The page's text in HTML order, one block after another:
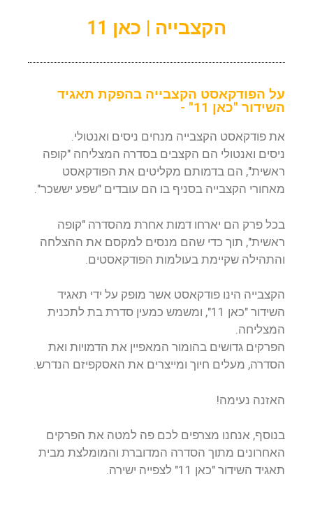
הקצבייה | כאן 11
על הפודקאסט הקצבייה בהפקת תאגיד
השידור "כאן 11" -
את פודקאסט הקצבייה מנחים ניסים ואנטולי.
ניסים ואנטולי הם הקצבים בסדרה המצליחה "קופה
ראשית", הם בדמותם מקליטים את הפודקאסט
מאחורי הקצבייה בסניף בו הם עובדים "שפע יששכר".
בכל פרק הם יארחו דמות אחרת מהסדרה "קופה
ראשית", תוך כדי שהם מנסים למקסם את ההצלחה
והתהילה שקיימת בעולמות הפודקאסטים.
הקצבייה הינו פודקאסט אשר מופק על ידי תאגיד
השידור "כאן 11", ומשמש כמעין סדרת בת לתכנית
המצליחה.
הפרקים גדושים בהומור המאפיין את הדמויות ואת
הסדרה, מעלים חיוך ומייצרים את האסקפיזם הנדרש.
האזנה נעימה!
בנוסף, אנחנו מצרפים לכם פה למטה את הפרקים
האחרונים מתוך הסדרה המדוברת והמומלצת מבית
תאגיד השידור "כאן 11" לצפייה ישירה.